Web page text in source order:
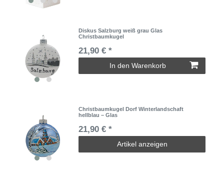
Diskus Salzburg weiß grau Glas
Christbaumkugel
21,90 € *
In den Warenkorb
Christbaumkugel Dorf Winterlandschaft
hellblau – Glas
21,90 € *
Artikel anzeigen